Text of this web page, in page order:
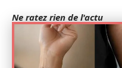
Ne ratez rien de l'actu